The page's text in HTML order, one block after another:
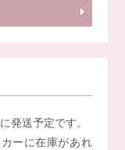
発送予定です。
ーに在庫があれ